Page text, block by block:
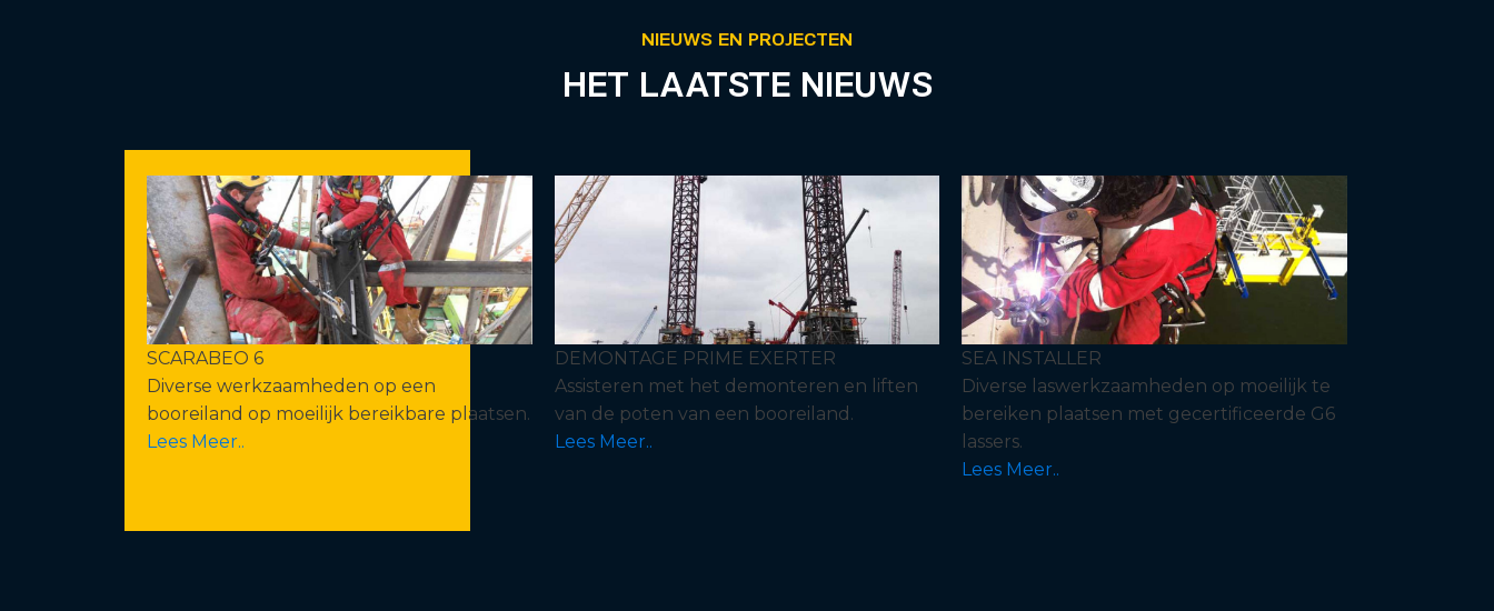
NIEUWS EN PROJECTEN
HET LAATSTE NIEUWS
SCARABEO 6
Diverse werkzaamheden op een
booreiland op moeilijk bereikbare plaatsen.
Lees Meer..
DEMONTAGE PRIME EXERTER
Assisteren met het demonteren en liften
van de poten van een booreiland.
Lees Meer..
SEA INSTALLER
Diverse laswerkzaamheden op moeilijk te
bereiken plaatsen met gecertificeerde G6
lassers.
Lees Meer..